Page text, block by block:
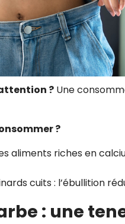
? Une
?
aliments riches en
cuits : l’ébullition
: une